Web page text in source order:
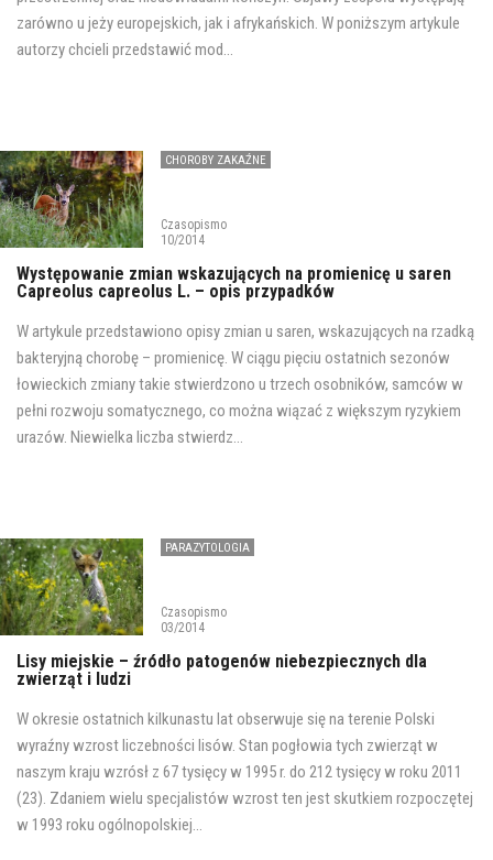
zarówno u jeży europejskich, jak i afrykańskich. W poniższym artykule
autorzy chcieli przedstawić mod...
CHOROBY ZAKAŹNE
Czasopismo
10/2014
Występowanie zmian wskazujących na promienicę u saren
Capreolus capreolus L. – opis przypadków
W artykule przedstawiono opisy zmian u saren, wskazujących na rzadką
bakteryjną chorobę – promienicę. W ciągu pięciu ostatnich sezonów
łowieckich zmiany takie stwierdzono u trzech osobników, samców w
pełni rozwoju somatycznego, co można wiązać z większym ryzykiem
urazów. Niewielka liczba stwierdz...
PARAZYTOLOGIA
Czasopismo
03/2014
Lisy miejskie – źródło patogenów niebezpiecznych dla
zwierząt i ludzi
W okresie ostatnich kilkunastu lat obserwuje się na terenie Polski
wyraźny wzrost liczebności lisów. Stan pogłowia tych zwierząt w
naszym kraju wzrósł z 67 tysięcy w 1995 r. do 212 tysięcy w roku 2011
(23). Zdaniem wielu specjalistów wzrost ten jest skutkiem rozpoczętej
w 1993 roku ogólnopolskiej...